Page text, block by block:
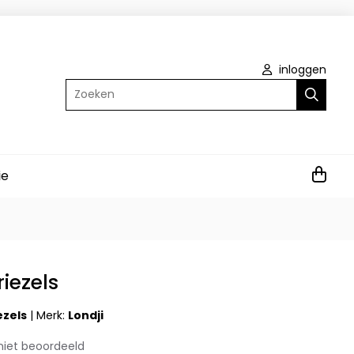
inloggen
Zoeken
|Merk: Londji
beoordeeld